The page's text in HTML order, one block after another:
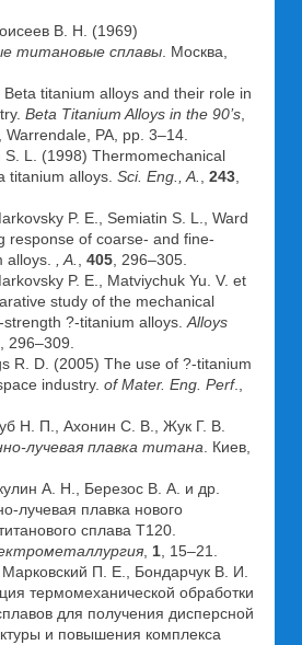
В. Н. (1969)
титановые сплавы . Москва,
Beta titanium alloys and their role in
Beta Titanium Alloys in the 90’s
PA, pp. 3–14.
S. L. (1998) Thermomechanical
titanium alloys. Sci. Eng., A. 243
P. E., Semiatin S. L., Ward
response of coarse- and fine-
alloys.
, A. 405 , 296–305.
P. E., Matviychuk Yu. V. et
study of the mechanical
?-titanium alloys. Alloys
, 296–309.
R. D. (2005) The use of ?-titanium
industry. of Mater. Eng. Perf.,
Н. П., Ахонин С. В., Жук Г. В.
лучевая плавка титана . Киев,
А. Н., Березос В. А. и др.
лучевая плавка нового
сплава Т120.
1 , 15–21.
П. Е., Бондарчук В. И.
термомеханической обработки
для получения дисперсной
и повышения комплекса